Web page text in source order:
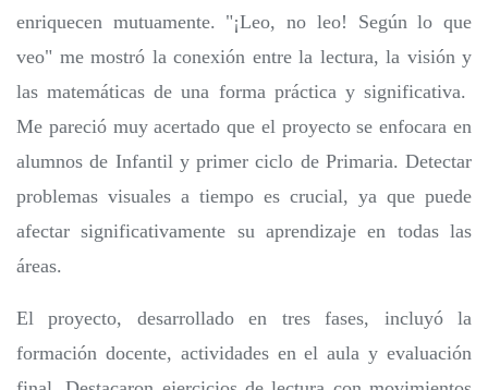
enriquecen mutuamente. "¡Leo, no leo! Según lo que
veo" me mostró la conexión entre la lectura, la visión y
las matemáticas de una forma práctica y significativa.
Me pareció muy acertado que el proyecto se enfocara en
alumnos de Infantil y primer ciclo de Primaria. Detectar
problemas visuales a tiempo es crucial, ya que puede
afectar significativamente su aprendizaje en todas las
áreas.
El proyecto, desarrollado en tres fases, incluyó la
formación docente, actividades en el aula y evaluación